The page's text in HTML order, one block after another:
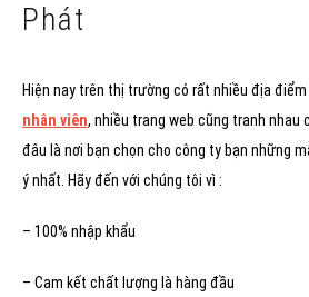
Phát
Hiện nay trên thị trường có rất nhiều địa điểm
nhân viên, nhiều trang web cũng tranh nhau
đâu là nơi bạn chọn cho công ty bạn những
ý nhất. Hãy đến với chúng tôi vì :
– 100% nhập khẩu
– Cam kết chất lượng là hàng đầu